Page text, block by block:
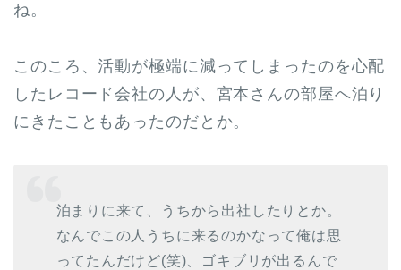
ね。
このころ、活動が極端に減ってしまったのを心配
したレコード会社の人が、宮本さんの部屋へ泊り
にきたこともあったのだとか。
泊まりに来て、うちから出社したりとか。
なんでこの人うちに来るのかなって俺は思
ってたんだけど(笑)、ゴキブリが出るんで